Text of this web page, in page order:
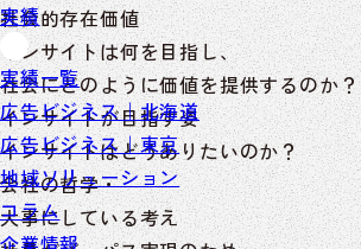
実績
実績一覧
広告ビジネス｜北海道
広告ビジネス｜東京
地域ソリューション
コラム
企業情報
社会的存在価値
インサイトは何を目指し、
社会にどのように価値を提供するのか？
インサイトが目指す姿
インサイトはどうありたいのか？
会社の哲学・
大事にしている考え